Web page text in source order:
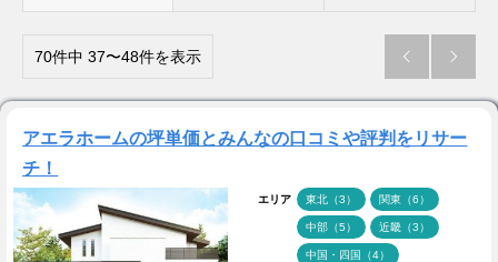
70件中 37〜48件を表示  
アエラホームの坪単価とみんなの口コミや評判をリサー
チ！
エリア 東北（3） 関東（6）
中部（5） 近畿（3）
中国・四国（4）